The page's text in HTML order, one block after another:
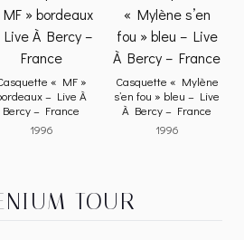
« MF »
– Live À
Bercy – France
1996
Casquette « Mylène
s’en fou » bleu – Live
À Bercy – France
1996
TOUR